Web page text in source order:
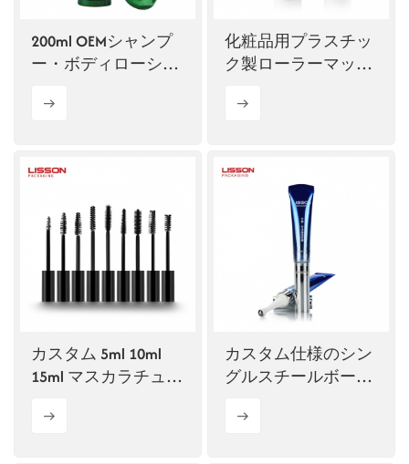
200ml OEMシャンプ
ー・ボディローショ
化粧品用プラスチッ
ク製ローラーマッサ
（100ml）
カスタム 5ml 10ml
15ml マスカラチュー
ーブ アイライナー
カスタム仕様のシン
グルスチールボール
ューブ